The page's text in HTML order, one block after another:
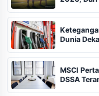
Dunia
MSCI
DSSA